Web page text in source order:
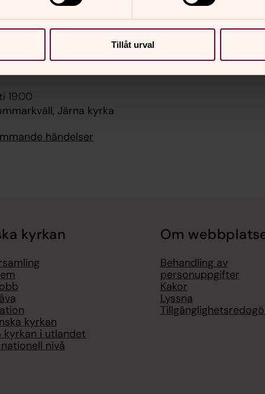
Tillåt urval
Äppelbo
19.00
Järna kyrka
händelser
kyrkan
kyrkan
kyrkan i utlandet
nivå
Om
Behandling av
personuppgifter
Kakor
Lyssna